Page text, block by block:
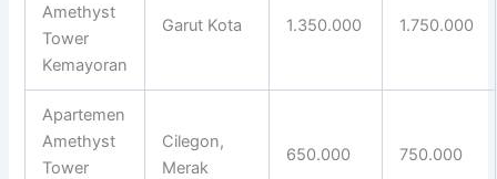
Amethyst
Tower
Kemayoran
Garut Kota 1.350.000 1.750.000
Apartemen
Amethyst
Tower
Cilegon,
Merak
650.000 750.000